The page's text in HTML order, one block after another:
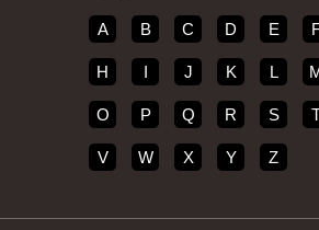
A B C D E
H I J K L
O P Q R S
V W X Y Z